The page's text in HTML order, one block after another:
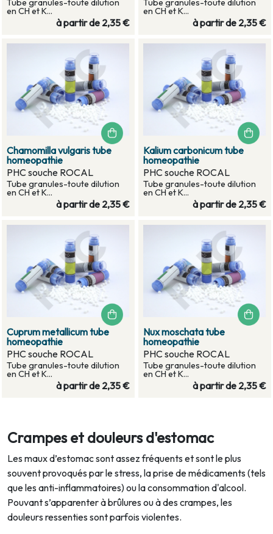
Crampes et douleurs d'estomac
Les maux d’estomac sont assez fréquents et sont le plus
souvent provoqués par le stress, la prise de médicaments (tels
que les anti-inflammatoires) ou la consommation d'alcool.
Pouvant s’apparenter à brûlures ou à des crampes, les
douleurs ressenties sont parfois violentes.
en CH et K...
à partir de 2,35 €
en CH et K...
à partir de 2,35 €
Chamomilla vulgaris tube
homeopathie
PHC souche ROCAL
Tube granules-toute dilution
en CH et K...
à partir de 2,35 €
Kalium carbonicum tube
homeopathie
PHC souche ROCAL
Tube granules-toute dilution
en CH et K...
à partir de 2,35 €
Cuprum metallicum tube
homeopathie
PHC souche ROCAL
Tube granules-toute dilution
en CH et K...
à partir de 2,35 €
Nux moschata tube
homeopathie
PHC souche ROCAL
Tube granules-toute dilution
en CH et K...
à partir de 2,35 €